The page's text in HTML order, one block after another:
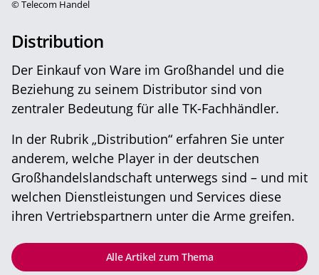
©Telecom Handel
Distribution
Der Einkauf von Ware im Großhandel und die
Beziehung zu seinem Distributor sind von
zentraler Bedeutung für alle TK-Fachhändler.
In der Rubrik „Distribution“ erfahren Sie unter
anderem, welche Player in der deutschen
Großhandelslandschaft unterwegs sind – und mit
welchen Dienstleistungen und Services diese
ihren Vertriebspartnern unter die Arme greifen.
Alle Artikel zum Thema